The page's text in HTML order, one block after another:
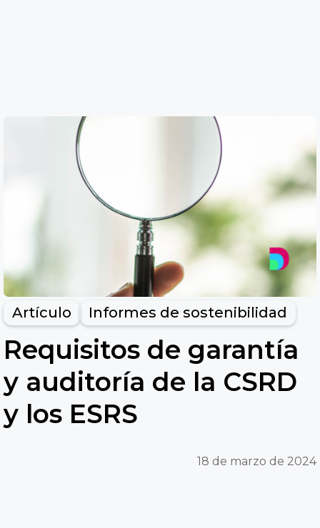
Artículo Informes de sostenibilidad
Requisitos de garantía
y auditoría de la CSRD
y los ESRS
18 de marzo de 2024